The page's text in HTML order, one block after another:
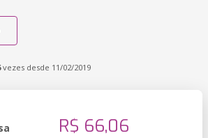
vezes desde 11/02/2019
R$ 66,06